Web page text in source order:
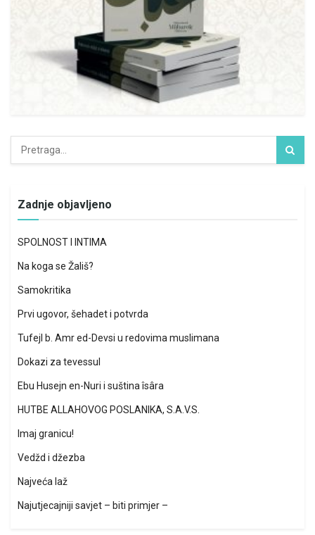
Zadnje objavljeno
SPOLNOST I INTIMA
Na koga se Žališ?
Samokritika
Prvi ugovor, šehadet i potvrda
Tufejl b. Amr ed-Devsi u redovima muslimana
Dokazi za tevessul
Ebu Husejn en-Nuri i suština îsâra
HUTBE ALLAHOVOG POSLANIKA, S.A.V.S.
Imaj granicu!
Vedžd i džezba
Najveća laž
Najutjecajniji savjet – biti primjer –